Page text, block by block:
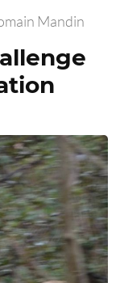
Mandin